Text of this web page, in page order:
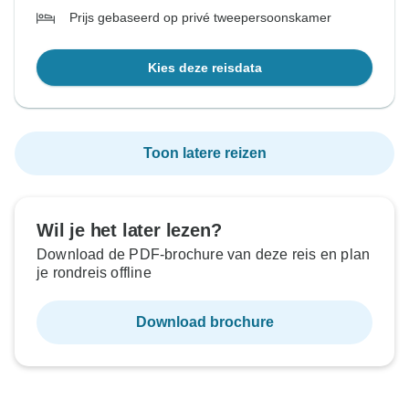
Prijs gebaseerd op privé tweepersoonskamer
Kies deze reisdata
Toon latere reizen
Wil je het later lezen?
Download de PDF-brochure van deze reis en plan
je rondreis offline
Download brochure